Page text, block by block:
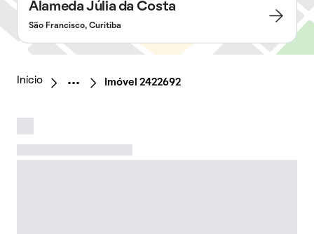
Alameda Júlia da Costa
São Francisco, Curitiba
Início Imóvel 2422692